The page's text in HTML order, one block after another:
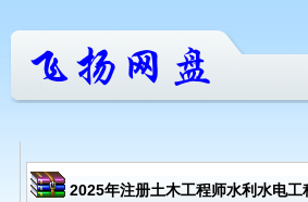
2025年注册土木工程师水利水电